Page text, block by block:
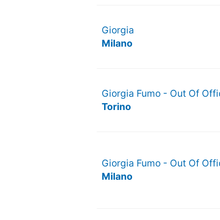
Giorgia
Milano
Giorgia Fumo - Out Of
Torino
Giorgia Fumo - Out Of
Milano